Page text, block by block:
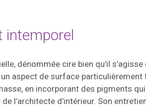
intemporel
dénommée cire bien qu’il
aspect de surface
en incorporant des pigments
l’architecte d’intérieur. Son